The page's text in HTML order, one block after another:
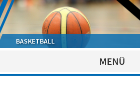
BASKETBALL
MENÜ